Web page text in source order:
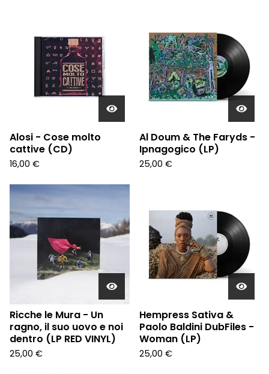
Alosi - Cose molto
cattive (CD)
16,00 €
Al Doum & The Faryds -
Ipnagogico (LP)
25,00 €
Ricche le Mura - Un
ragno, il suo uovo e noi
dentro (LP RED VINYL)
25,00 €
Hempress Sativa &
Paolo Baldini DubFiles -
Woman (LP)
25,00 €